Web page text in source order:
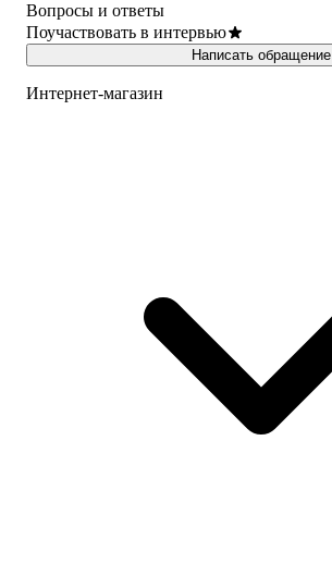
Вопросы и ответы
Поучаствовать в интервью
Написать обращение
Интернет-магазин